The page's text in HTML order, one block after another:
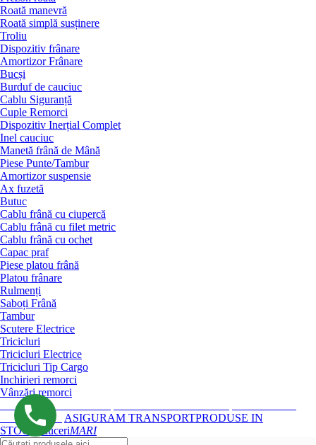
Roată manevră
Roată simplă susținere
Troliu
Dispozitiv frânare
Amortizor Frânare
Bucși
Burduf de cauciuc
Cablu Siguranță
Cuple Remorci
Dispozitiv Inerțial Complet
Inel cauciuc
Manetă frână de Mână
Piese Punte/Tambur
Amortizor suspensie
Ax fuzetă
Butuc
Cablu frână cu ciupercă
Cablu frână cu filet metric
Cablu frână cu ochet
Capac praf
Piese platou frână
Platou frânare
Rulmenți
Saboți Frână
Tambur
Scutere Electrice
Tricicluri
Tricicluri Electrice
Tricicluri Tip Cargo
Inchirieri remorci
Vânzări remorci
REMORCI MONO-AX
ELECTRICE
ASIGURAM TRANSPORTPRODUSE IN
STOC
ReduceriMARI